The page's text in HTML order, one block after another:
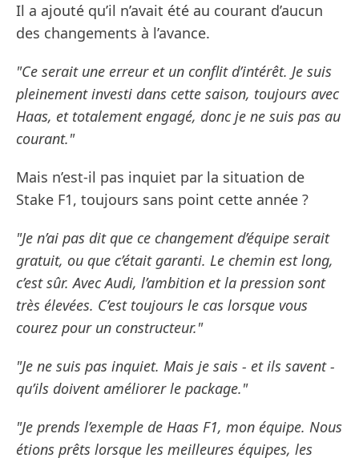
Il a ajouté qu’il n’avait été au courant d’aucun
des changements à l’avance.
"Ce serait une erreur et un conflit d’intérêt. Je suis
pleinement investi dans cette saison, toujours avec
Haas, et totalement engagé, donc je ne suis pas au
courant."
Mais n’est-il pas inquiet par la situation de
Stake F1, toujours sans point cette année ?
"Je n’ai pas dit que ce changement d’équipe serait
gratuit, ou que c’était garanti. Le chemin est long,
c’est sûr. Avec Audi, l’ambition et la pression sont
très élevées. C’est toujours le cas lorsque vous
courez pour un constructeur."
"Je ne suis pas inquiet. Mais je sais - et ils savent -
qu’ils doivent améliorer le package."
"Je prends l’exemple de Haas F1, mon équipe. Nous
étions prêts lorsque les meilleures équipes, les